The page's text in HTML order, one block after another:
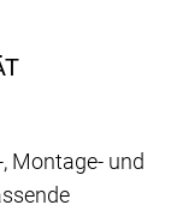
Montage- und